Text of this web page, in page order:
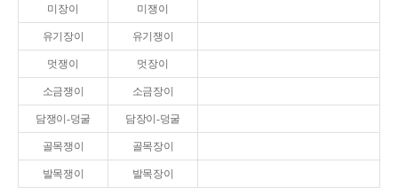
미장이 미쟁이
유기장이 유기쟁이
멋쟁이 멋장이
소금쟁이 소금장이
담쟁이-덩굴 담장이-덩굴
골목쟁이 골목장이
발목쟁이 발목장이